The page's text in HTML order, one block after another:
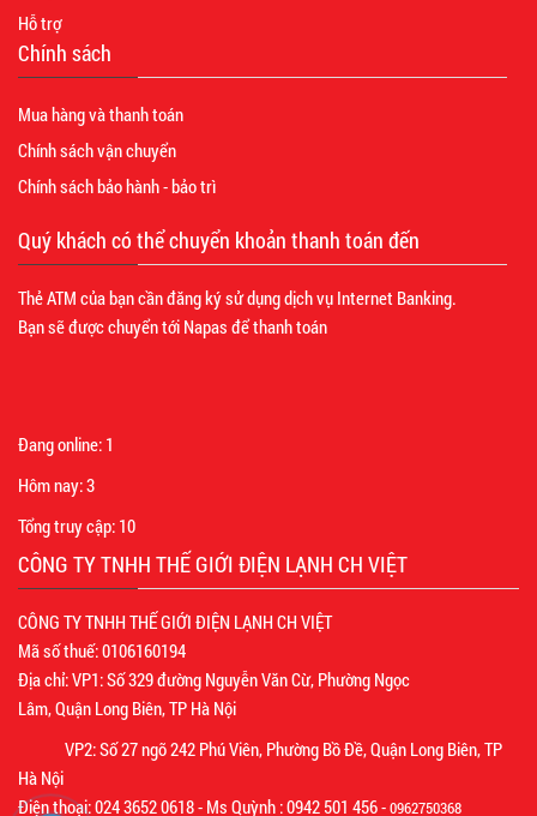
Hỗ trợ
Chính sách
Mua hàng và thanh toán
Chính sách vận chuyển
Chính sách bảo hành - bảo trì
Quý khách có thể chuyển khoản thanh toán đến
Thẻ ATM của bạn cần đăng ký sử dụng dịch vụ Internet Banking.
Bạn sẽ được chuyển tới Napas để thanh toán
Đang online: 1
Hôm nay:3
Tổng truy cập: 10
CÔNG TY TNHH THẾ GIỚI ĐIỆN LẠNH CH VIỆT
CÔNG TY TNHH THẾ GIỚI ĐIỆN LẠNH CH VIỆT
Mã số thuế: 0106160194
Địa chỉ: VP1: Số 329 đường Nguyễn Văn Cừ, Phường Ngọc
Lâm, Quận Long Biên, TP Hà Nội
VP2: Số 27 ngõ 242 Phú Viên, Phường Bồ Đề, Quận Long Biên, TP
Hà Nội
Điện thoại: 024 3652 0618 - Ms Quỳnh : 0942 501 456 -0962750368